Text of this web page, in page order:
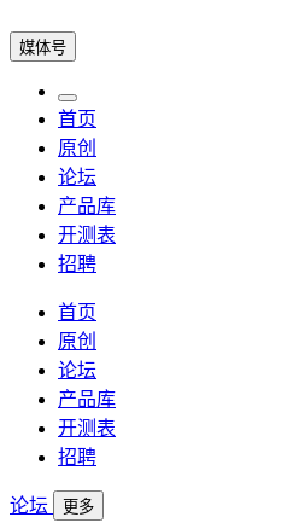
媒体号
首页
原创
论坛
产品库
开测表
招聘
首页
原创
论坛
产品库
开测表
招聘
论坛 更多